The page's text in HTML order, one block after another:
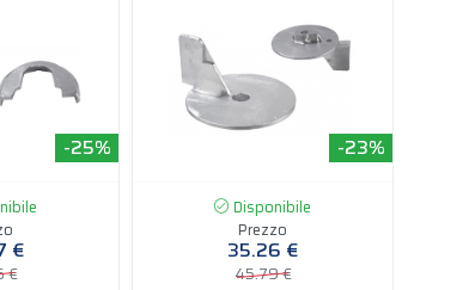
-25%
€
€
-23%
Disponibile
Prezzo
35.26 €
45.79 €